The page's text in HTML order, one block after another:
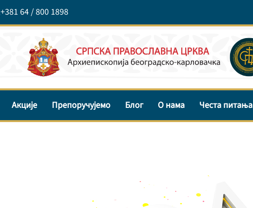
+381 64 / 800 1898
Акције Препоручујемо Блог О нама Честа питања